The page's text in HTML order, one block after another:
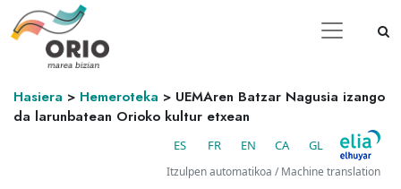
Hasiera > Hemeroteka > UEMAren Batzar Nagusia izango
da larunbatean Orioko kultur etxean
ES FR EN CA GL
Itzulpen automatikoa / Machine translation